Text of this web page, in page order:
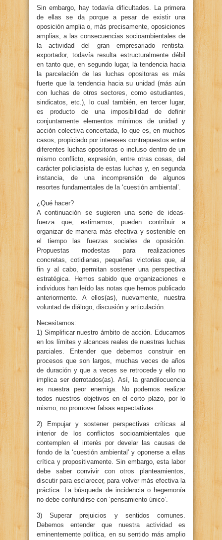
Sin embargo, hay todavía dificultades. La primera
de ellas se da porque a pesar de existir una
oposición amplia o, más precisamente, oposiciones
amplias, a las consecuencias socioambientales de
la actividad del gran empresariado rentista-
exportador, todavía resulta estructuralmente débil
en tanto que, en segundo lugar, la tendencia hacia
la parcelación de las luchas opositoras es más
fuerte que la tendencia hacia su unidad (más aún
con luchas de otros sectores, como estudiantes,
sindicatos, etc.), lo cual también, en tercer lugar,
es producto de una imposibilidad de definir
conjuntamente elementos mínimos de unidad y
acción colectiva concertada, lo que es, en muchos
casos, propiciado por intereses contrapuestos entre
diferentes luchas opositoras o incluso dentro de un
mismo conflicto, expresión, entre otras cosas, del
carácter policlasista de estas luchas y, en segunda
instancia, de una incomprensión de algunos
resortes fundamentales de la ‘cuestión ambiental’.
¿Qué hacer?
A continuación se sugieren una serie de ideas-
fuerza que, estimamos, pueden contribuir a
organizar de manera más efectiva y sostenible en
el tiempo las fuerzas sociales de oposición.
Propuestas modestas para realizaciones
concretas, cotidianas, pequeñas victorias que, al
fin y al cabo, permitan sostener una perspectiva
estratégica. Hemos sabido que organizaciones e
individuos han leído las notas que hemos publicado
anteriormente. A ellos(as), nuevamente, nuestra
voluntad de diálogo, discusión y articulación.
Necesitamos:
1) Simplificar nuestro ámbito de acción. Educarnos
en los límites y alcances reales de nuestras luchas
parciales. Entender que debemos construir en
procesos que son largos, muchas veces de años
de duración y que a veces se retrocede y ello no
implica ser derrotados(as). Así, la grandilocuencia
es nuestra peor enemiga. No podemos realizar
todos nuestros objetivos en el corto plazo, por lo
mismo, no promover falsas expectativas.
2) Empujar y sostener perspectivas críticas al
interior de los conflictos socioambientales que
contemplen el interés por develar las causas de
fondo de la ‘cuestión ambiental’ y oponerse a ellas
crítica y propositivamente. Sin embargo, esta labor
debe saber convivir con otros planteamientos,
discutir para esclarecer, para volver más efectiva la
práctica. La búsqueda de incidencia o hegemonía
no debe confundirse con ‘pensamiento único’.
3) Superar prejuicios y sentidos comunes.
Debemos entender que nuestra actividad es
eminentemente política, en su sentido más amplio